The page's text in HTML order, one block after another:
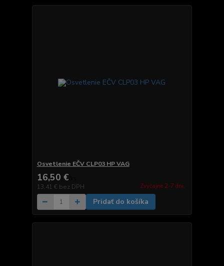
Osvetlenie EČV CLP03 HP VAG
16,50 €
13,41 € bez DPH Zvyčajne 2-7 dni.
Pridať do košíka